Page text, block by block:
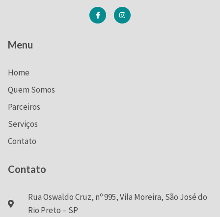
Menu
Home
Quem Somos
Parceiros
Serviços
Contato
Contato
Rua Oswaldo Cruz, nº 995, Vila Moreira, São José do
Rio Preto – SP